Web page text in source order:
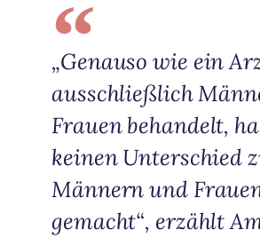
„Genauso wie ein
ausschließlich
Frauen behandelt,
keinen Unterschied
Männern und
gemacht“, erzählt